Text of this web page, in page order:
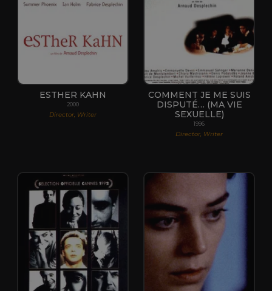
ESTHER KAHN
2000
Director, Writer
COMMENT JE ME SUIS
DISPUTÉ… (MA VIE
SEXUELLE)
1996
Director, Writer